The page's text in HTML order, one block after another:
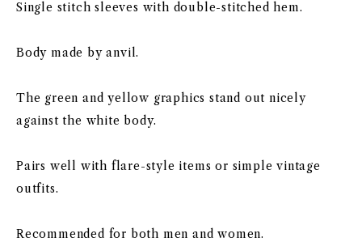
Single stitch sleeves with double-stitched hem.
Body made by anvil.
The green and yellow graphics stand out nicely
against the white body.
Pairs well with flare-style items or simple vintage
outfits.
Recommended for both men and women.